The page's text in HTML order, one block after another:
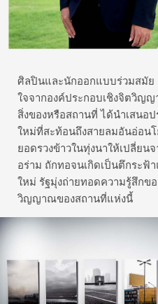
ศิลปินและนักออกแบบร่วมสมัย
ใจจากองค์ประกอบเชิงจิตวิญ
สิ่งของหรือสถานที่ ได้นำเสนอ
ใหม่ที่สะท้อนถึงสายลมอันอ่อน
ยอดรวงข้าวในทุ่งนาให้เปลี่ยน
อร่าม ถักทอจนเกิดเป็นตึกระฟ้
ใหม่ รัฐมุ่งถ่ายทอดความรู้สึกข
วิญญาณของสถานที่แห่งนี้